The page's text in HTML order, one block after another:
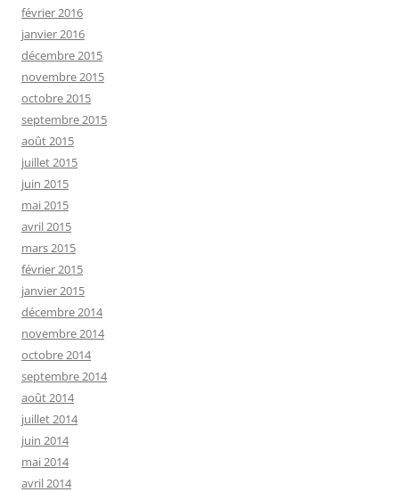
février 2016
janvier 2016
décembre 2015
novembre 2015
octobre 2015
septembre 2015
août 2015
juillet 2015
juin 2015
mai 2015
avril 2015
mars 2015
février 2015
janvier 2015
décembre 2014
novembre 2014
octobre 2014
septembre 2014
août 2014
juillet 2014
juin 2014
mai 2014
avril 2014